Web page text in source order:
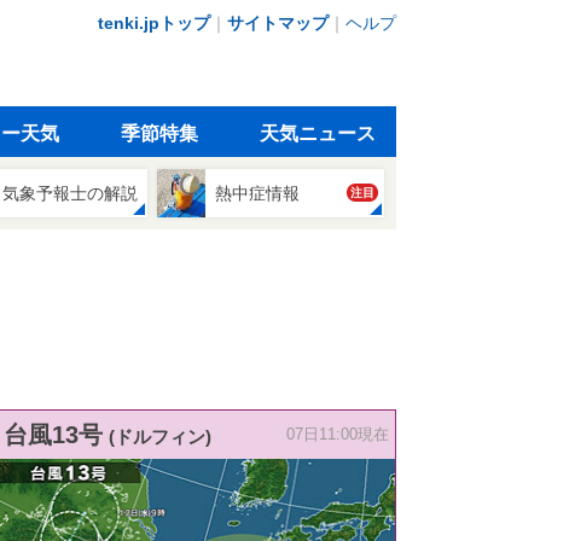
tenki.jpトップ｜ サイトマップ｜ ヘルプ
天気 季節特集 天気ニュース
気象予報士の解説 熱中症情報 注目
台風13号 (ドルフィン) 07日11:00現在